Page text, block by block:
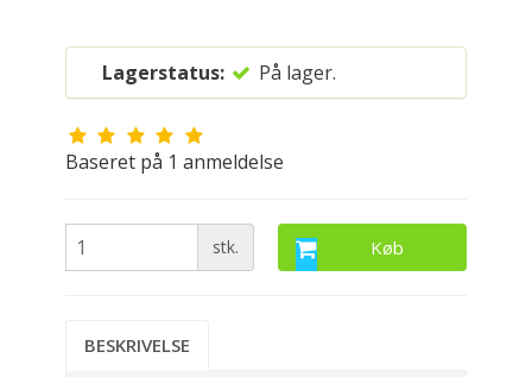
Lagerstatus: På lager.
Baseret på 1 anmeldelse
stk. Køb
BESKRIVELSE